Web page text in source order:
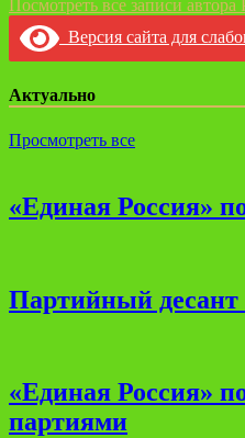
Посмотреть все записи автора
Версия сайта для
Актуально
Просмотреть все
«Единая Россия»
Партийный десант
«Единая Россия»
партиями